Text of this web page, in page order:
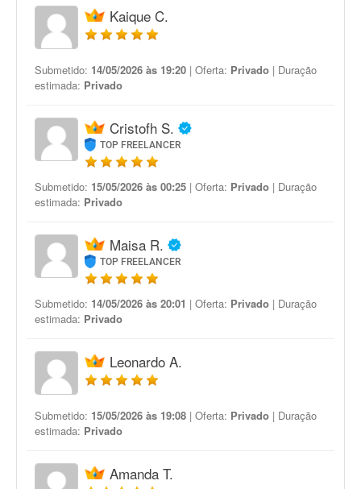
Kaique C.
Submetido: 14/05/2026 às 19:20 | Oferta: Privado | Duração
estimada: Privado
Cristofh S.
TOP FREELANCER
Submetido: 15/05/2026 às 00:25 | Oferta: Privado | Duração
estimada: Privado
Maisa R.
TOP FREELANCER
Submetido: 14/05/2026 às 20:01 | Oferta: Privado | Duração
estimada: Privado
Leonardo A.
Submetido: 15/05/2026 às 19:08 | Oferta: Privado | Duração
estimada: Privado
Amanda T.